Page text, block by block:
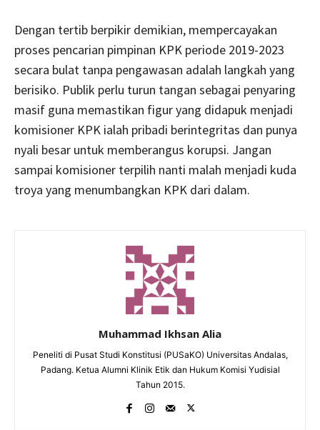
Dengan tertib berpikir demikian, mempercayakan
proses pencarian pimpinan KPK periode 2019-2023
secara bulat tanpa pengawasan adalah langkah yang
berisiko. Publik perlu turun tangan sebagai penyaring
masif guna memastikan figur yang didapuk menjadi
komisioner KPK ialah pribadi berintegritas dan punya
nyali besar untuk memberangus korupsi. Jangan
sampai komisioner terpilih nanti malah menjadi kuda
troya yang menumbangkan KPK dari dalam.
Muhammad Ikhsan Alia
Peneliti di Pusat Studi Konstitusi (PUSaKO) Universitas Andalas,
Padang. Ketua Alumni Klinik Etik dan Hukum Komisi Yudisial
Tahun 2015.